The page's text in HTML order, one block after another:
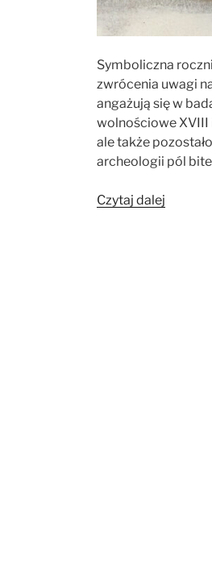
Symboliczna
zwrócenia uwagi
angażują się w
wolnościowe XVIII
ale także
archeologii pól
Czytaj dalej